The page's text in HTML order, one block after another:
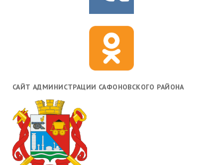
САЙТ АДМИНИСТРАЦИИ САФОНОВСКОГО РАЙОНА